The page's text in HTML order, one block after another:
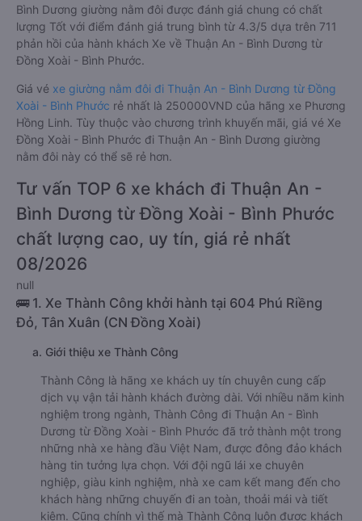
Bình Dương giường nằm đôi được đánh giá chung có chất
lượng Tốt với điểm đánh giá trung bình từ 4.3/5 dựa trên 711
phản hồi của hành khách Xe về Thuận An - Bình Dương từ
Đồng Xoài - Bình Phước.
Giá vé xe giường nằm đôi đi Thuận An - Bình Dương từ Đồng
Xoài - Bình Phước rẻ nhất là 250000VND của hãng xe Phương
Hồng Linh. Tùy thuộc vào chương trình khuyến mãi, giá vé Xe
Đồng Xoài - Bình Phước đi Thuận An - Bình Dương giường
nằm đôi này có thể sẽ rẻ hơn.
Tư vấn TOP 6 xe khách đi Thuận An -
Bình Dương từ Đồng Xoài - Bình Phước
chất lượng cao, uy tín, giá rẻ nhất
08/2026
null
🚌 1. Xe Thành Công khởi hành tại 604 Phú Riềng
Đỏ, Tân Xuân (CN Đồng Xoài)
a. Giới thiệu xe Thành Công
Thành Công là hãng xe khách uy tín chuyên cung cấp
dịch vụ vận tải hành khách đường dài. Với nhiều năm kinh
nghiệm trong ngành, Thành Công đi Thuận An - Bình
Dương từ Đồng Xoài - Bình Phước đã trở thành một trong
những nhà xe hàng đầu Việt Nam, được đông đảo khách
hàng tin tưởng lựa chọn. Với đội ngũ lái xe chuyên
nghiệp, giàu kinh nghiệm, nhà xe cam kết mang đến cho
khách hàng những chuyến đi an toàn, thoải mái và tiết
kiệm. Cũng chính vì thế mà Thành Công luôn được khách